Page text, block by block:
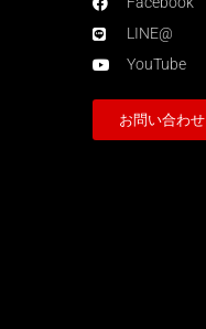
LINE@
YouTube
お問い合わせ